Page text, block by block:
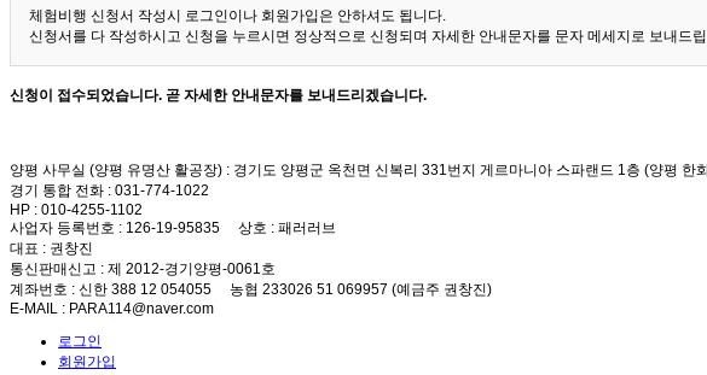
체험비행 신청서 작성시 로그인이나 회원가입은 안하셔도 됩니다.
신청서를 다 작성하시고 신청을 누르시면 정상적으로 신청되며 자세한 안내문자를 문자 메세지로 보내드
신청이 접수되었습니다. 곧 자세한 안내문자를 보내드리겠습니다.
양평 사무실 (양평 유명산 활공장) : 경기도 양평군 옥천면 신복리 331번지 게르마니아 스파랜드 1층 (양평 한
경기 통합 전화 : 031-774-1022
HP : 010-4255-1102
사업자 등록번호 : 126-19-95835 상호 : 패러러브
대표 : 권창진
통신판매신고 : 제 2012-경기양평-0061호
계좌번호 : 신한 388 12 054055 농협 233026 51 069957 (예금주 권창진)
E-MAIL : PARA114@naver.com
로그인
회원가입